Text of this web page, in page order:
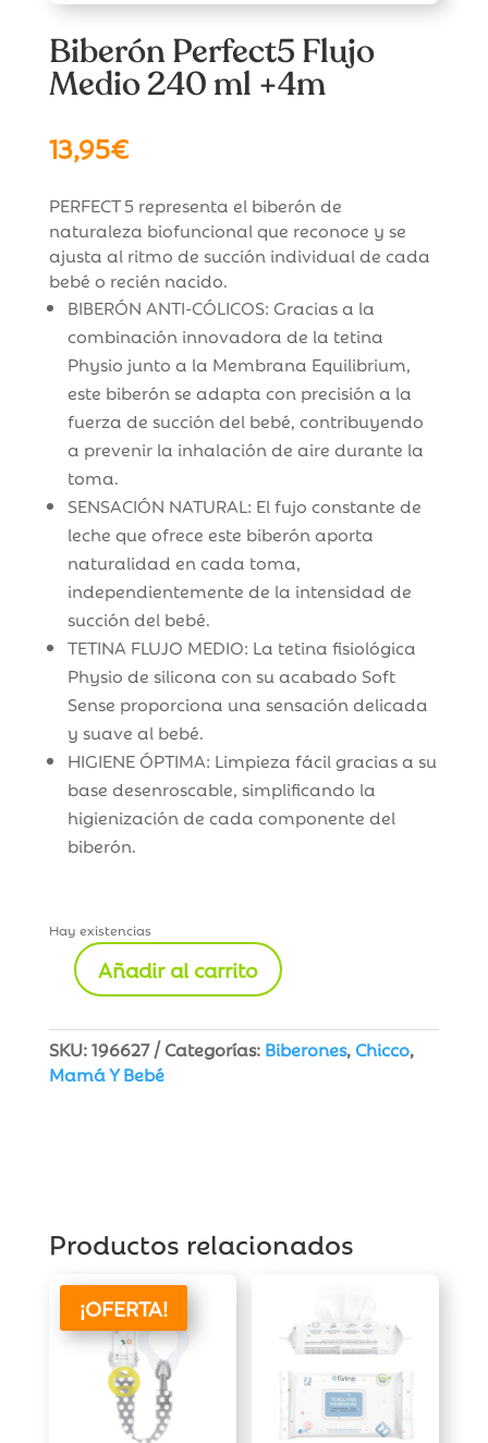
Biberón Perfect5 Flujo
Medio 240 ml +4m
13,95€
PERFECT 5 representa el biberón de
naturaleza biofuncional que reconoce y se
ajusta al ritmo de succión individual de cada
bebé o recién nacido.
BIBERÓN ANTI-CÓLICOS: Gracias a la
combinación innovadora de la tetina
Physio junto a la Membrana Equilibrium,
este biberón se adapta con precisión a la
fuerza de succión del bebé, contribuyendo
a prevenir la inhalación de aire durante la
toma.
SENSACIÓN NATURAL: El fujo constante de
leche que ofrece este biberón aporta
naturalidad en cada toma,
independientemente de la intensidad de
succión del bebé.
TETINA FLUJO MEDIO: La tetina fisiológica
Physio de silicona con su acabado Soft
Sense proporciona una sensación delicada
y suave al bebé.
HIGIENE ÓPTIMA: Limpieza fácil gracias a su
base desenroscable, simplificando la
higienización de cada componente del
biberón.
Hay existencias
Biberón
Flujo
Medio
240
Añadir al carrito
SKU:196627 Categorías: Biberones,Chicco,
Mamá Y Bebé
Productos relacionados
¡OFERTA!